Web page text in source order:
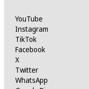
YouTube
Instagram
TikTok
Facebook
X
Twitter
WhatsApp